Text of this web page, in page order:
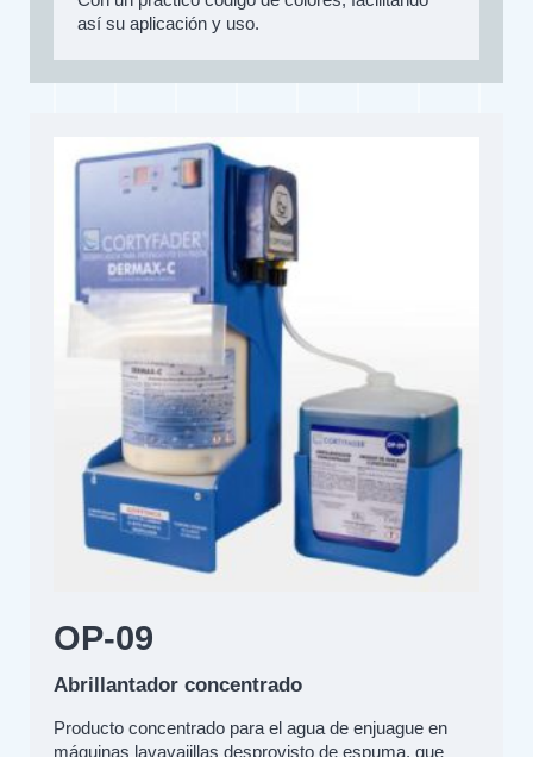
así su aplicación y uso.
OP-09
Abrillantador concentrado
Producto concentrado para el agua de enjuague en
máquinas lavavajillas desprovisto de espuma, que